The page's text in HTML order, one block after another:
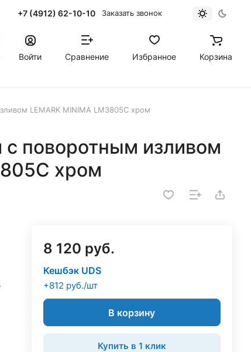
+7 (4912) 62-10-10 Заказать звонок
Войти Сравнение Избранное Корзина
LEMARK MINIMA LM3805C хром
с поворотным изливом
хром
8 120 руб.
Кешбэк UDS
+812 руб./шт
В корзину
Купить в 1 клик